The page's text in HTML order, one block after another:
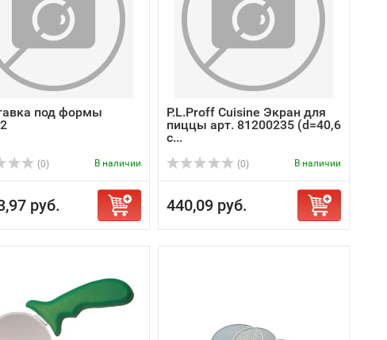
под формы
(0) В наличии
руб.
P.L.Proff Cuisine Экран для
пиццы арт. 81200235 (d=40,6
с...
(0) В наличии
440,09 руб.